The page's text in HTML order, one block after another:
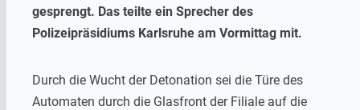
gesprengt. Das teilte ein Sprecher des
Polizeipräsidiums Karlsruhe am Vormittag mit.
Durch die Wucht der Detonation sei die Türe des
Automaten durch die Glasfront der Filiale auf die